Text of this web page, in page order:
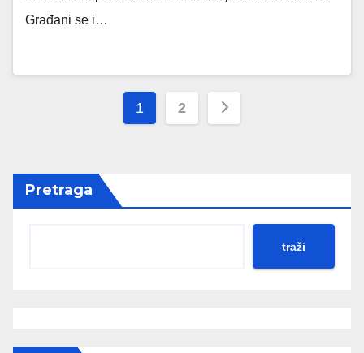
Građani se i…
Posts
1 2
Pretraga
traži